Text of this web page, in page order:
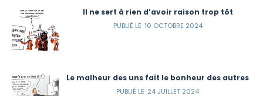
Il ne sert à rien d’avoir raison trop tôt
10 OCTOBRE 2024
Le malheur des uns fait le bonheur des autres
24 JUILLET 2024